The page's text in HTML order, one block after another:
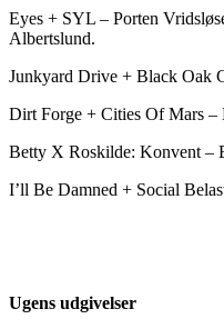
Eyes + SYL – Porten
Albertslund.
Junkyard Drive + Black Oak
Dirt Forge + Cities Of Mars –
Betty X Roskilde: Konvent –
I’ll Be Damned + Social
Ugens udgivelser